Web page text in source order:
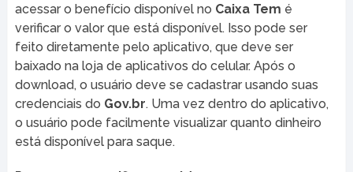
acessar o benefício disponível no Caixa Tem é
verificar o valor que está disponível. Isso pode ser
feito diretamente pelo aplicativo, que deve ser
baixado na loja de aplicativos do celular. Após o
download, o usuário deve se cadastrar usando suas
credenciais do Gov.br. Uma vez dentro do aplicativo,
o usuário pode facilmente visualizar quanto dinheiro
está disponível para saque.